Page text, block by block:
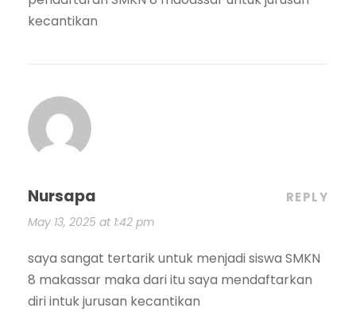
kecantikan
Nursapa
May 13, 2025 at 1:42 pm
REPLY
saya sangat tertarik untuk menjadi siswa SMKN
8 makassar maka dari itu saya mendaftarkan
diri intuk jurusan kecantikan